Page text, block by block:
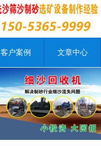
客户案例 文章中心